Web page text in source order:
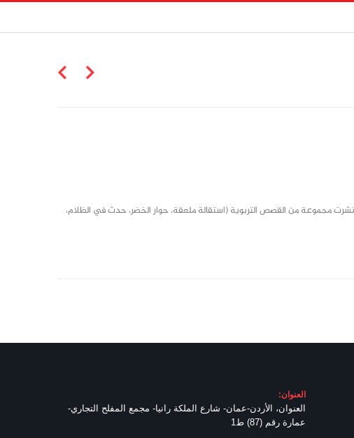
دمشق، مديرة تحرير مجلة “فارس الغد” للناشئة منذ عام 2011، نشرت مجموعة من القصص التربوية (استقالة ملعقة، حوار الخضر، حدث في الظلام،
العنوان:
العنوان، الأردن-عمان- شارع الملكة رانيا- مجمع المفلح التجاري-
عمارة رقم (87) ط1